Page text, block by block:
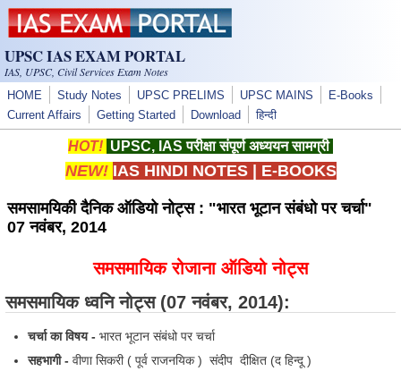
Skip to main content
UPSC IAS EXAM PORTAL
IAS, UPSC, Civil Services Exam Notes
HOME Study Notes UPSC PRELIMS UPSC MAINS
E-Books
Current Affairs
Getting Started Download हिन्दी
HOT! UPSC, IAS परीक्षा संपूर्ण अध्ययन सामग्री
NEW! IAS HINDI NOTES| E-BOOKS
समसामयिकी दैनिक ऑडियो नोट्स : "भारत भूटान संबंधो पर चर्चा"
07 नवंबर, 2014
समसमायिक रोजाना ऑडियो नोट्स
समसमायिक ध्वनि नोट्स (07 नवंबर, 2014):
चर्चा का विषय - भारत भूटान संबंधो पर चर्चा
सहभागी - वीणा सिकरी ( पूर्व राजनयिक ) संदीप दीक्षित (द हिन्दू )